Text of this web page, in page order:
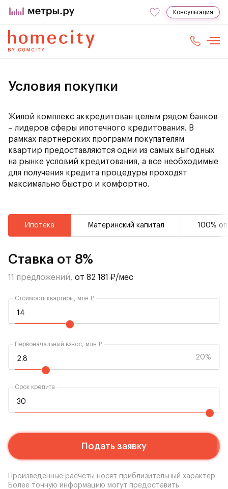
Консультация
Условия покупки
Жилой комплекс аккредитован целым рядом банков
– лидеров сферы ипотечного кредитования. В
рамках партнерских программ покупателям
квартир предоставляются одни из самых выгодных
на рынке условий кредитования, а все необходимые
для получения кредита процедуры проходят
максимально быстро и комфортно.
Ипотека Материнский капитал 100%
Ставка от 8%
11 предложений, от 82 181 ₽/мес
Стоимость квартиры, млн ₽
Первоначальный взнос, млн ₽
20%
Срок кредита
Подать заявку
Произведенные расчеты носят приблизительный характер.
Более точную информацию могут предоставить